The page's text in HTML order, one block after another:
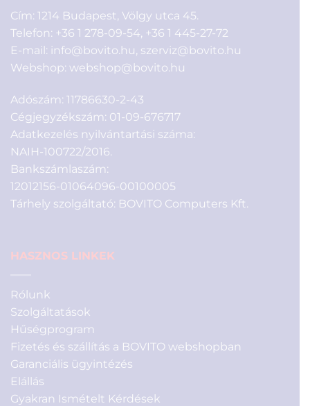
Cím: 1214 Budapest, Völgy utca 45.
Telefon: +36 1 278-09-54 +36 1 445-27-72
E-mail: info@bovito.hu szerviz@bovito.hu
Webshop: webshop@bovito.hu
Adószám: 11786630-2-43
Cégjegyzékszám: 01-09-676717
Adatkezelés nyilvántartási száma:
NAIH-100722/2016.
Bankszámlaszám:
12012156-01064096-00100005
Tárhely szolgáltató: BOVITO Computers Kft.
HASZNOS LINKEK
Rólunk
Szolgáltatások
Hűségprogram
Fizetés és szállítás a BOVITO webshopban
Garanciális ügyintézés
Elállás
Gyakran Ismételt Kérdések